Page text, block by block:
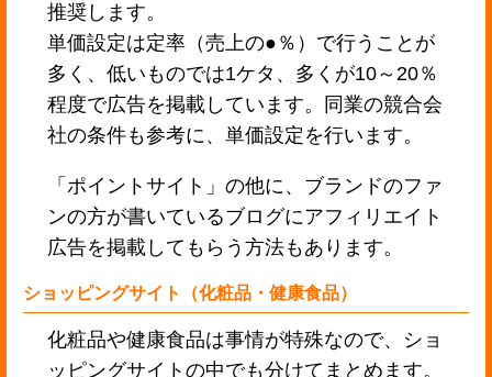
推奨します。
単価設定は定率（売上の●％）で行うことが
多く、低いものでは1ケタ、多くが10～20％
程度で広告を掲載しています。同業の競合会
社の条件も参考に、単価設定を行います。
「ポイントサイト」の他に、ブランドのファ
ンの方が書いているブログにアフィリエイト
広告を掲載してもらう方法もあります。
ショッピングサイト（化粧品・健康食品）
化粧品や健康食品は事情が特殊なので、ショ
ッピングサイトの中でも分けてまとめます。